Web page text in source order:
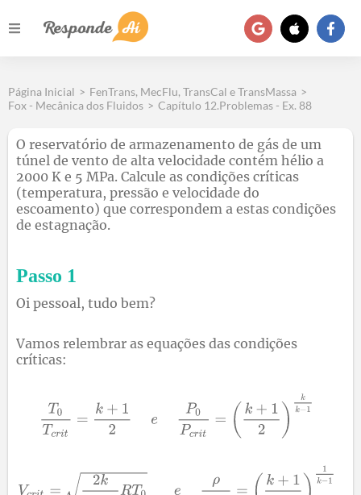
Página Inicial > FenTrans, MecFlu, TransCal e TransMassa >
Fox - Mecânica dos Fluidos > Capítulo 12.Problemas - Ex. 88
O reservatório de armazenamento de gás de um
túnel de vento de alta velocidade contém hélio a
2000 K e 5 MPa. Calcule as condições críticas
(temperatura, pressão e velocidade do
escoamento) que correspondem a estas condições
de estagnação.
Passo 1
Oi pessoal, tudo bem?
Vamos relembrar as equações das condições
críticas: